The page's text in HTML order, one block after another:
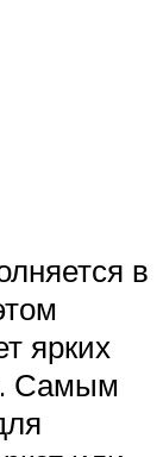
в
ярких
Самым